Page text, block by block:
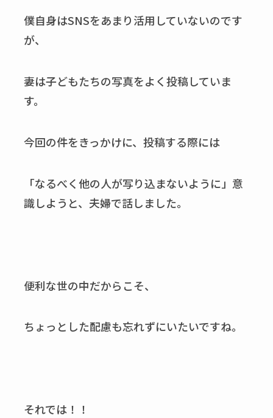
僕自身はSNSをあまり活用していないのです
が、
妻は子どもたちの写真をよく投稿していま
す。
今回の件をきっかけに、投稿する際には
「なるべく他の人が写り込まないように」意
識しようと、夫婦で話しました。
便利な世の中だからこそ、
ちょっとした配慮も忘れずにいたいですね。
それでは！！